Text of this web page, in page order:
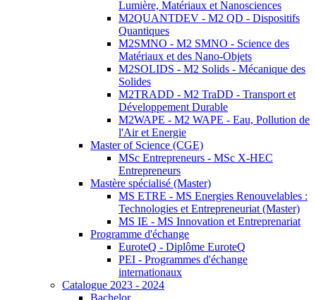
Lumière, Matériaux et Nanosciences
M2QUANTDEV - M2 QD - Dispositifs
Quantiques
M2SMNO - M2 SMNO - Science des
Matériaux et des Nano-Objets
M2SOLIDS - M2 Solids - Mécanique des
Solides
M2TRADD - M2 TraDD - Transport et
Développement Durable
M2WAPE - M2 WAPE - Eau, Pollution de
l'Air et Energie
Master of Science (CGE)
MSc Entrepreneurs - MSc X-HEC
Entrepreneurs
Mastère spécialisé (Master)
MS ETRE - MS Energies Renouvelables :
Technologies et Entrepreneuriat (Master)
MS IE - MS Innovation et Entreprenariat
Programme d'échange
EuroteQ - Diplôme EuroteQ
PEI - Programmes d'échange
internationaux
Catalogue 2023 - 2024
Bachelor